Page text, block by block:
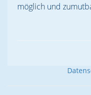
möglich und